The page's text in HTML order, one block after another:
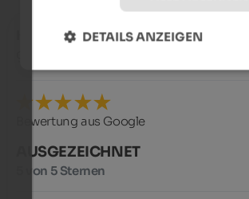
- März 2025
Bewertung aus Google
AUSGEZEICHNET
5 von 5 Sternen
DETAILS ANZEIGEN